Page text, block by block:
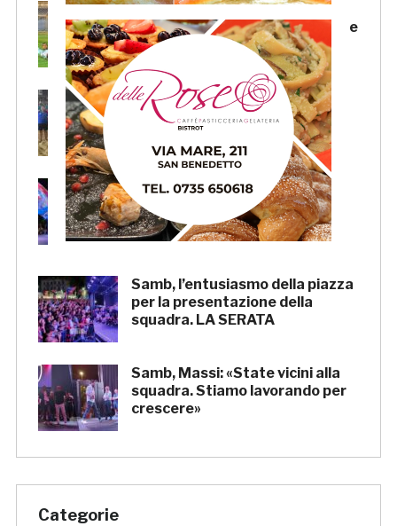
Samb-Lanciano 4-0: in gol
Faggioli (doppietta), Candellori e
Perrotta. LA CRONACA
La Samb Beach Soccer batte
Milano 9-3 e va in Semifinale
Scudetto!
Samb, Boscaglia: «Senza voi
tifosi non saremmo nulla.
Promettiamo lavoro e maglia
sudata»
Samb, l’entusiasmo della piazza
per la presentazione della
squadra. LA SERATA
Samb, Massi: «State vicini alla
squadra. Stiamo lavorando per
crescere»
Categorie